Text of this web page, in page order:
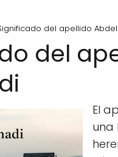
del apellido
del
El
una